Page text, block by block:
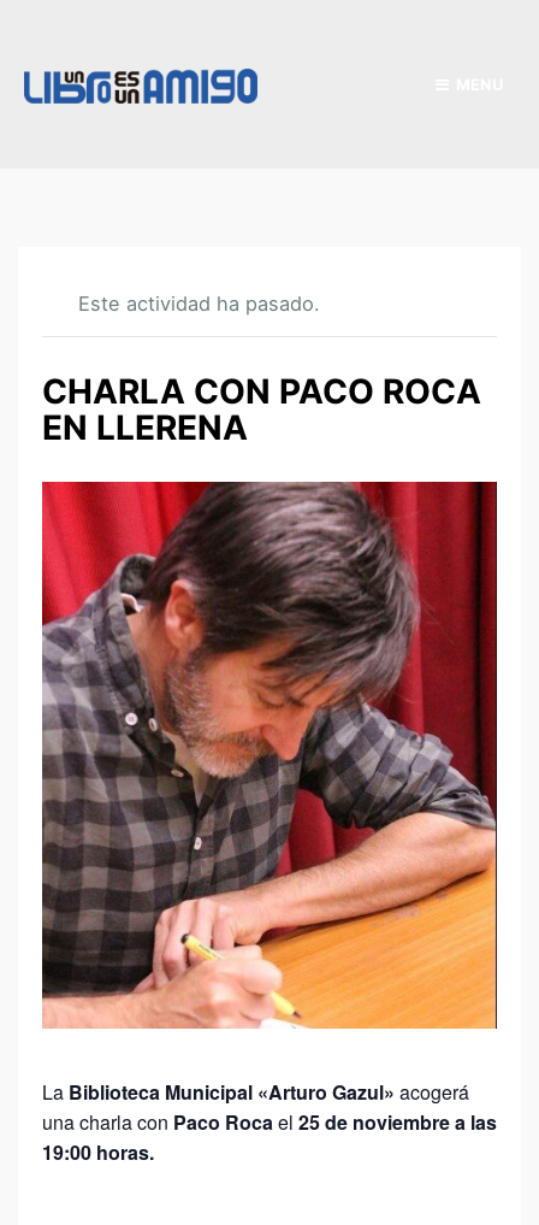
Este actividad ha pasado.
CHARLA CON PACO ROCA
EN LLERENA
La Biblioteca Municipal «Arturo Gazul» acogerá
una charla con Paco Rocael 25 de noviembre a las
19:00 horas.